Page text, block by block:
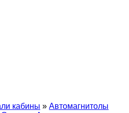
кабины » Автомагнитолы